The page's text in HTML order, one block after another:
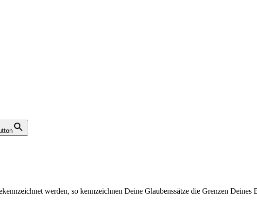
wer­den, so kenn­zeich­nen Dei­ne Glau­bens­sät­ze die Gren­zen Dei­nes